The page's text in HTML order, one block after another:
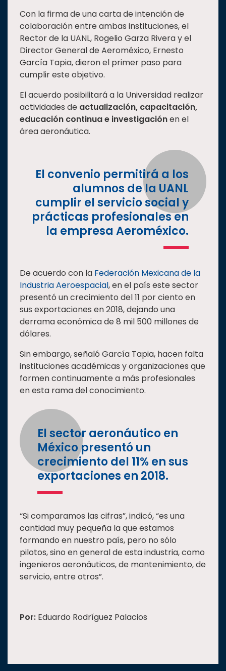
Rectoría
Investigación
Internacionalización
Responsabilidad
Vinculación
Historia
Universiada
Con la firma de una carta de intención de
colaboración entre ambas instituciones, el
Rector de la UANL, Rogelio Garza Rivera y el
Director General de Aeroméxico, Ernesto
García Tapia, dieron el primer paso para
cumplir este objetivo.
El acuerdo posibilitará a la Universidad realizar
actividades de actualización, capacitación,
educación continua e investigaciónen el
área aeronáutica.
El convenio permitirá a los
alumnos de la UANL
cumplir el servicio social y
prácticas profesionales en
la empresa Aeroméxico.
De acuerdo con la Federación Mexicana de la
Industria Aeroespacial, en el país este sector
presentó un crecimiento del 11 por ciento en
sus exportaciones en 2018, dejando una
derrama económica de 8 mil 500 millones de
dólares.
Sin embargo, señaló García Tapia, hacen falta
instituciones académicas y organizaciones que
formen continuamente a más profesionales
en esta rama del conocimiento.
El sector aeronáutico en
México presentó un
crecimiento del 11% en sus
exportaciones en 2018.
“Si comparamos las cifras”, indicó, “es una
cantidad muy pequeña la que estamos
formando en nuestro país, pero no sólo
pilotos, sino en general de esta industria, como
ingenieros aeronáuticos, de mantenimiento, de
servicio, entre otros”.
Por: Eduardo Rodríguez Palacios